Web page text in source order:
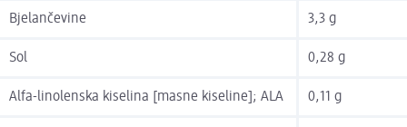
Bjelančevine 3,3 g
Sol 0,28 g
Alfa-linolenska kiselina [masne kiseline]; ALA 0,11 g